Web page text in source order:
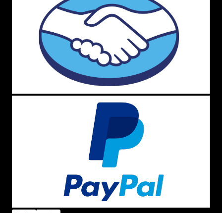
Dúvidas Frequentes
A loja é confiável?
Sim! Menina Shoes é referência em segurança,
originalidade e atendimento. Garantimos troca fácil,
produtos autênticos e suporte dedicado.
O que encontro no site?
Desde tênis clássicos como All Star preto e branco, Vans
Old Skool e New Balance até sandálias Melissa, mochilas
Kipling, acessórios Farm e itens exclusivos de marcas
Siga a Menina Shoes
Fique por dentro das novidades, promoções e cupons
em nossas redes sociais, especialmente no Instagram,
onde você acompanha tudo em tempo real.
Atendimento Personalizado
Precisa de ajuda? Nossa equipe está pronta para te
atender rapidamente pelo e-mail